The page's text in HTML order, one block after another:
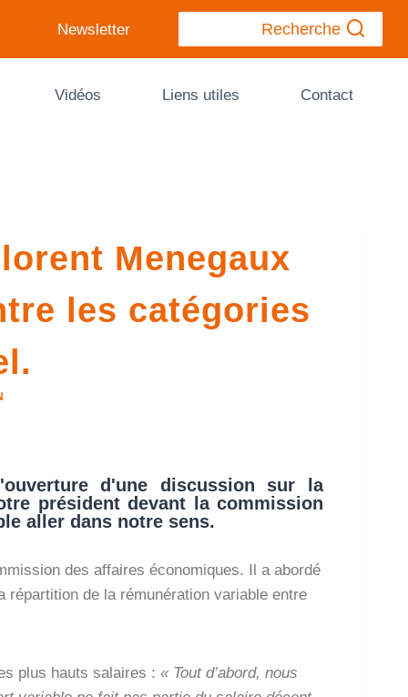
Newsletter Recherche
Vidéos Liens utiles Contact
Menegaux
les catégories
d'une discussion sur la
président devant la commission
aller dans notre sens.
des affaires économiques. Il a abordé
de la rémunération variable entre
plus hauts salaires : « Tout d’abord, nous